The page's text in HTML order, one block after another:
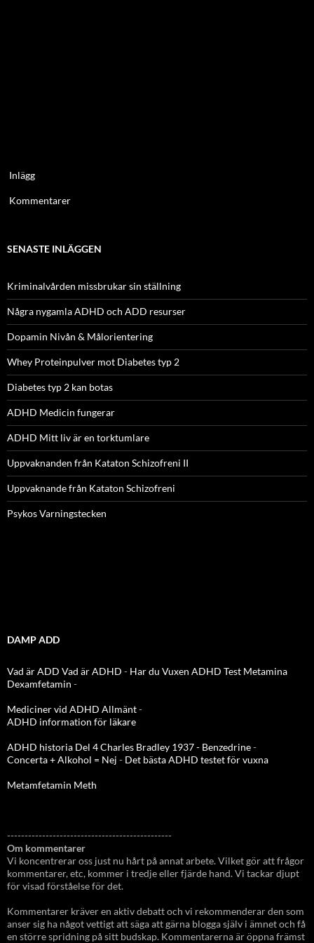
Inlägg
Kommentarer
SENASTE INLÄGGEN
Kriminalvården missbrukar sin ställning
Några nygamla ADHD och ADD resurser
Dopamin Nivån & Målorientering
Whey Proteinpulver mot Diabetes typ 2
Diabetes typ 2 kan botas
ADHD Medicin fungerar
ADHD Mitt liv är en torktumlare
Uppvaknanden från Kataton Schizofreni II
Uppvaknande från Kataton Schizofreni
Psykos Varningstecken
DAMP ADD
Vad är ADD Vad är ADHD - Har du Vuxen ADHD Test Metamina
Dexamfetamin -
Mediciner vid ADHD Allmänt-
ADHD information för läkare
ADHD historia Del 4 Charles Bradley 1937 - Benzedrine-
Concerta + Alkohol = Nej - Det bästa ADHD testet för vuxna
Metamfetamin Meth
-----------------------------------------------
Om kommentarer
Vi koncentrerar oss just nu hårt på annat arbete. Vilket gör att frågor
kommentarer, etc, kommer i tredje eller fjärde hand. Vi tackar djupt
för visad förståelse för det.
Kommentarer kräver en aktiv debatt och vi rekommenderar den som
anser sig ha något vettigt att säga att gärna blogga själv i ämnet och få
en större spridning på sitt budskap. Kommentarerna är öppna främst